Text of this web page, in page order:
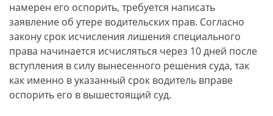
намерен его оспорить, требуется написать
заявление об утере водительских прав. Согласно
закону срок исчисления лишения специального
права начинается исчисляться через 10 дней после
вступления в силу вынесенного решения суда, так
как именно в указанный срок водитель вправе
оспорить его в вышестоящий суд.